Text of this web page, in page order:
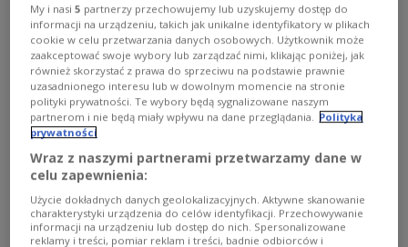
Radosław Sikorski OLIVIER HOSLET/PAP/EPA
The speech, the contents of which were reviewed
by the Polish government a month ago, comes
against the backdrop of heightened geopolitical
tensions and will be followed by a debate on
international affairs, lasting until 6:00 p.m.
President Andrzej Duda, along with foreign
My i nasi5 partnerzy przechowujemy lub uzyskujemy dostęp do
informacji na urządzeniu, takich jak unikalne identyfikatory w plikach
cookie w celu przetwarzania danych osobowych. Użytkownik może
zaakceptować swoje wybory lub zarządzać nimi, klikając poniżej, jak
również skorzystać z prawa do sprzeciwu na podstawie prawnie
uzasadnionego interesu lub w dowolnym momencie na stronie
polityki prywatności. Te wybory będą sygnalizowane naszym
partnerom i nie będą miały wpływu na dane przeglądania.
Polityka
prywatności
Wraz z naszymi partnerami przetwarzamy dane w
celu zapewnienia:
Użycie dokładnych danych geolokalizacyjnych. Aktywne skanowanie
charakterystyki urządzenia do celów identyfikacji. Przechowywanie
informacji na urządzeniu lub dostęp do nich. Spersonalizowane
reklamy i treści, pomiar reklam i treści, badnie odbiorców i